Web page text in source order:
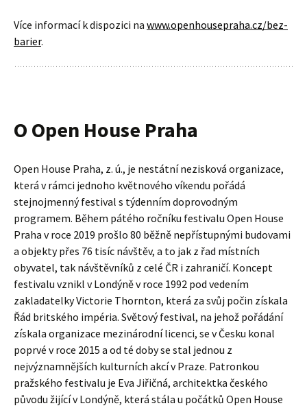
Více informací k dispozici na www.openhousepraha.cz/bez-
barier.
O Open House Praha
Open House Praha, z. ú., je nestátní nezisková organizace,
která v rámci jednoho květnového víkendu pořádá
stejnojmenný festival s týdenním doprovodným
programem. Během pátého ročníku festivalu Open House
Praha v roce 2019 prošlo 80 běžně nepřístupnými budovami
a objekty přes 76 tisíc návštěv, a to jak z řad místních
obyvatel, tak návštěvníků z celé ČR i zahraničí. Koncept
festivalu vznikl v Londýně v roce 1992 pod vedením
zakladatelky Victorie Thornton, která za svůj počin získala
Řád britského impéria. Světový festival, na jehož pořádání
získala organizace mezinárodní licenci, se v Česku konal
poprvé v roce 2015 a od té doby se stal jednou z
nejvýznamnějších kulturních akcí v Praze. Patronkou
pražského festivalu je Eva Jiřičná, architektka českého
původu žijící v Londýně, která stála u počátků Open House